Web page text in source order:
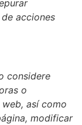
acciones
considere
o
así como
modificar